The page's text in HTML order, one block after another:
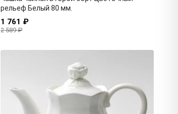
рельеф Белый 80 мм.
1 761 ₽
2 589 ₽